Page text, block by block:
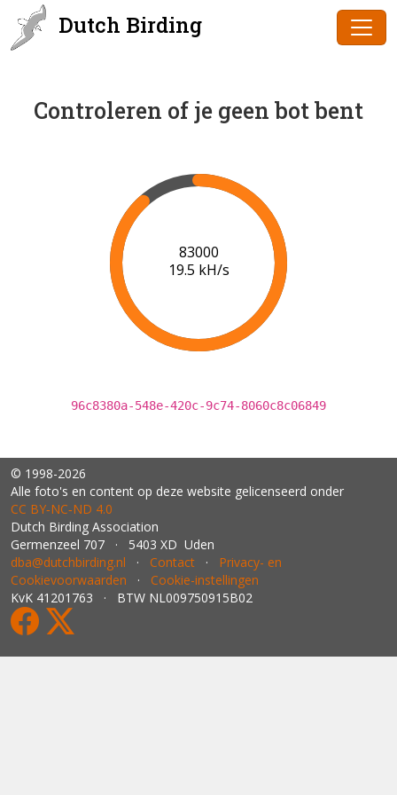
Dutch Birding
Controleren of je geen bot bent
85000
19.6 kH/s
96c8380a-548e-420c-9c74-8060c8c06849
© 1998-2026
Alle foto's en content op deze website gelicenseerd onder
CC BY‑NC‑ND 4.0
Dutch Birding Association
Germenzeel 707 · 5403 XD Uden
dba@dutchbirding.nl · Contact · Privacy- en
Cookievoorwaarden · Cookie-instellingen
KvK 41201763 · BTW NL009750915B02